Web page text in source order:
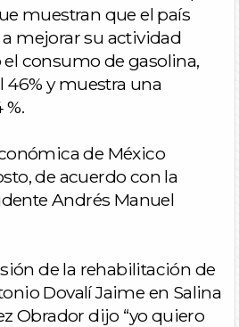
muestran que el país
mejorar su actividad
consumo de gasolina,
46% y muestra una
de México
de acuerdo con la
Andrés Manuel
de la rehabilitación de
Dovalí Jaime en Salina
Obrador dijo “yo quiero